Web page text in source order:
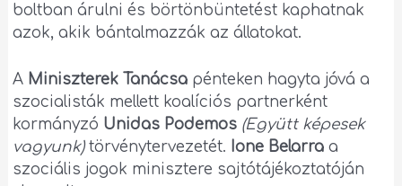
boltban árulni és börtönbüntetést kaphatnak
azok, akik bántalmazzák az állatokat.
A Miniszterek Tanácsa pénteken hagyta jóvá a
szocialisták mellett koalíciós partnerként
kormányzó Unidas Podemos (Együtt képesek
vagyunk)törvénytervezetét. Ione Belarra a
szociális jogok minisztere sajtótájékoztatóján